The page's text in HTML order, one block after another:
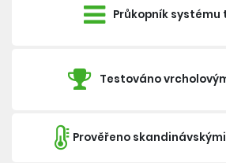
Průkopník systému
Testováno
Prověřeno